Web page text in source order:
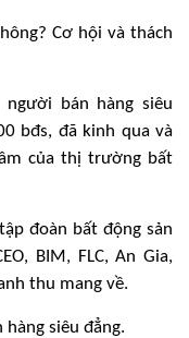
Cơ hội và thách
bán hàng siêu
bđs, đã kinh qua và
của thị trường bất
đoàn bất động sản
BIM, FLC, An Gia,
thu mang về.
siêu đẳng.